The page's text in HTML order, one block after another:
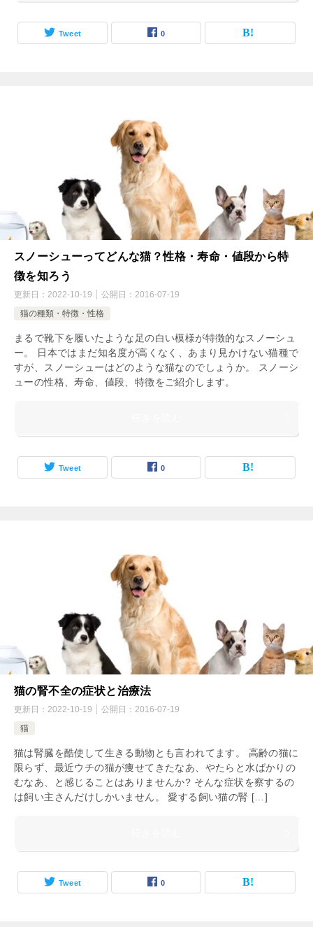
Tweet 0
スノーシューってどんな猫？性格・寿命・値段から特
徴を知ろう
更新日： 2022-10-19 公開日： 2016-07-19
猫の種類・特徴・性格
まるで靴下を履いたような足の白い模様が特徴的なスノーシュ
ー。 日本ではまだ知名度が高くなく、あまり見かけない猫種で
すが、スノーシューはどのような猫なのでしょうか。 スノーシ
ューの性格、寿命、値段、特徴をご紹介します。
Tweet 0
猫の腎不全の症状と治療法
更新日： 2022-10-19 公開日： 2016-07-19
猫
猫は腎臓を酷使して生きる動物とも言われてます。 高齢の猫に
限らず、最近ウチの猫が痩せてきたなあ、やたらと水ばかりの
むなあ、と感じることはありませんか? そんな症状を察するの
は飼い主さんだけしかいません。 愛する飼い猫の腎 […]
Tweet 0